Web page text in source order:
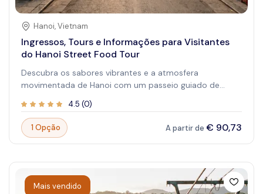
Hanoi,Vietnam
Ingressos, Tours e Informações para Visitantes
do Hanoi Street Food Tour
Descubra os sabores vibrantes e a atmosfera
movimentada de Hanoi com um passeio guiado de
enquanto explora os mercados animados e
restaurantes escondidos da cidade. Essa experiência
oferece uma jornada deliciosa pela herança culinária do
Vietnã, perfeita para amantes de gastronomia e
enquanto aprende sobre a rica história e cultura de
Hanoi com guias especializados.
4.5 (0)
1 Opção A partir de € 90,73
Mais vendido